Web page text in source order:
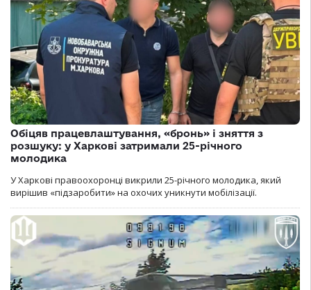
Обіцяв працевлаштування, «бронь» і зняття з
розшуку: у Харкові затримали 25-річного
молодика
У Харкові правоохоронці викрили 25-річного молодика, який
вирішив «підзаробити» на охочих уникнути мобілізації.